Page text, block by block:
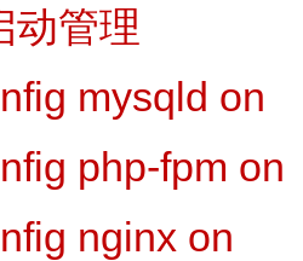
动管理
mysqld on
php-fpm on
nginx on